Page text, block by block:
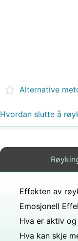
Alternative
Hvordan slutte å
Emosjonell
Hva er aktiv